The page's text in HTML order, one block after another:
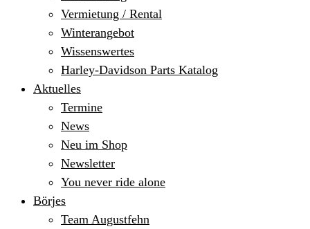
Vermietung / Rental
Winterangebot
Wissenswertes
Harley-Davidson Parts Katalog
Aktuelles
Termine
News
Neu im Shop
Newsletter
You never ride alone
Börjes
Team Augustfehn